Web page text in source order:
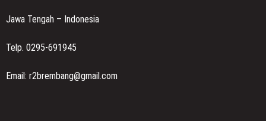
Jawa Tengah – Indonesia
Telp. 0295-691945
Email: r2brembang@gmail.com